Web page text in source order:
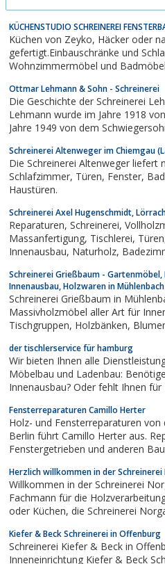
KÜCHENSTUDIO SCHREINEREI
Küchen von Zeyko, Häcker oder nach individuellen Wünschen
gefertigt.Einbauschränke und
Wohnzimmermöbel und
Ottmar Lehmann & Sohn - Schreinerei
Die Geschichte der Schreinerei
Lehmann wurde im Jahre 1918
Jahre 1949 von dem
Sohn Ottmar Lehmann die
Meisterprüfung ab und führte
Schreinerei Altenweger im Chiemgau
Die Schreinerei Altenweger liefert
Schlafzimmer, Türen, Fenster, Badmöbel, Treppen, Essecken,
Haustüren.
Schreinerei Axel Hugenschmidt,
Reparaturen, Schreinerei, Vollholzmöbel, Glas, Küchen, Parkett,
Massanfertigung, Tischlerei, Türen, Möbel, Fenster,
Innenausbau, Naturholz, Badezimmermöbel, Lörrach, Wiesental,
Schreinerei Grießbaum -
Innenausbau, Holzwaren in Mühlenbach
Schreinerei Grießbaum in
Massivholzmöbel aller Art für
Tischgruppen, Holzbänken, Blumentrögen, Gartenbrunnen,
der tischlerservice für hamburg
Wir bieten Ihnen alle
Möbelbau und Ladenbau:
Innenausbau? Oder fehlt Ihnen
Ihren kompletten Ausbau oder
der eigenen Werkstatt...
Fensterreparaturen Camillo Herter
Holz- und Fensterreparaturen
Berlin führt Camillo Herter aus.
Fenstergetrieben und anderen
Zur Absicherung Ihres Heimes
Pilzkopfverriegelungen
Herzlich willkommen in der
Willkommen in der Schreinerei
Fachmann für die Holzverarbeitungen, ob nun Schränke,
oder Küchen, die
Kiefer & Beck Schreinerei in Offenburg
Schreinerei Kiefer & Beck in
Inneneinrichtung Kiefer & Beck